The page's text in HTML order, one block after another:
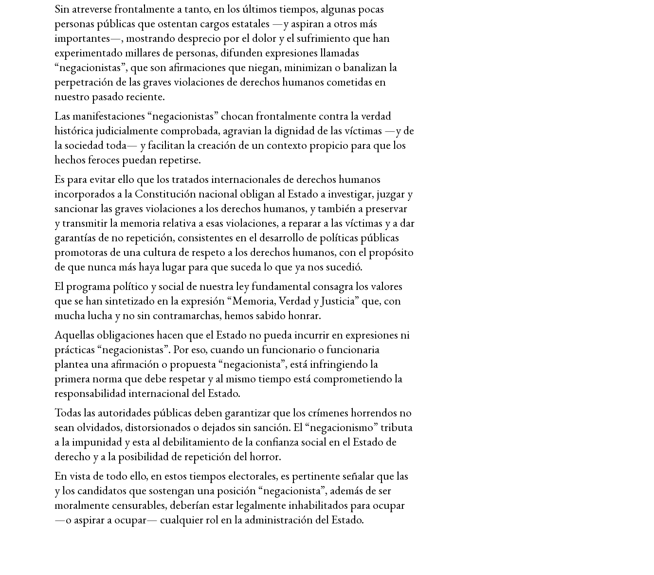
Sin atreverse frontalmente a tanto, en los últimos tiempos, algunas pocas
personas públicas que ostentan cargos estatales —y aspiran a otros más
importantes—, mostrando desprecio por el dolor y el sufrimiento que han
experimentado millares de personas, difunden expresiones llamadas
“negacionistas”, que son afirmaciones que niegan, minimizan o banalizan la
perpetración de las graves violaciones de derechos humanos cometidas en
nuestro pasado reciente.
Las manifestaciones “negacionistas” chocan frontalmente contra la verdad
histórica judicialmente comprobada, agravian la dignidad de las víctimas —y de
la sociedad toda— y facilitan la creación de un contexto propicio para que los
hechos feroces puedan repetirse.
Es para evitar ello que los tratados internacionales de derechos humanos
incorporados a la Constitución nacional obligan al Estado a investigar, juzgar y
sancionar las graves violaciones a los derechos humanos, y también a preservar
y transmitir la memoria relativa a esas violaciones, a reparar a las víctimas y a dar
garantías de no repetición, consistentes en el desarrollo de políticas públicas
promotoras de una cultura de respeto a los derechos humanos, con el propósito
de que nunca más haya lugar para que suceda lo que ya nos sucedió.
El programa político y social de nuestra ley fundamental consagra los valores
que se han sintetizado en la expresión “Memoria, Verdad y Justicia” que, con
mucha lucha y no sin contramarchas, hemos sabido honrar.
Aquellas obligaciones hacen que el Estado no pueda incurrir en expresiones ni
prácticas “negacionistas”. Por eso, cuando un funcionario o funcionaria
plantea una afirmación o propuesta “negacionista”, está infringiendo la
primera norma que debe respetar y al mismo tiempo está comprometiendo la
responsabilidad internacional del Estado.
Todas las autoridades públicas deben garantizar que los crímenes horrendos no
sean olvidados, distorsionados o dejados sin sanción. El “negacionismo” tributa
a la impunidad y esta al debilitamiento de la confianza social en el Estado de
derecho y a la posibilidad de repetición del horror.
En vista de todo ello, en estos tiempos electorales, es pertinente señalar que las
y los candidatos que sostengan una posición “negacionista”, además de ser
moralmente censurables, deberían estar legalmente inhabilitados para ocupar
—o aspirar a ocupar— cualquier rol en la administración del Estado.